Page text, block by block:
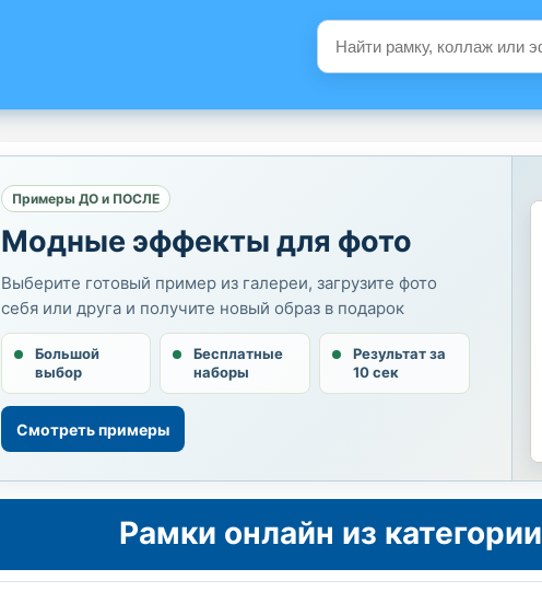
Примеры ДО и ПОСЛЕ
Модные эффекты для фото
Выберите готовый пример из галереи, загрузите фото
себя или друга и получите новый образ в подарок
Большой
выбор
Бесплатные
наборы
Результат за
10 сек
Смотреть примеры
Рамки онлайн из